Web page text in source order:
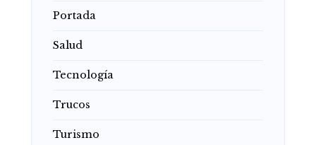
Portada
Salud
Tecnología
Trucos
Turismo